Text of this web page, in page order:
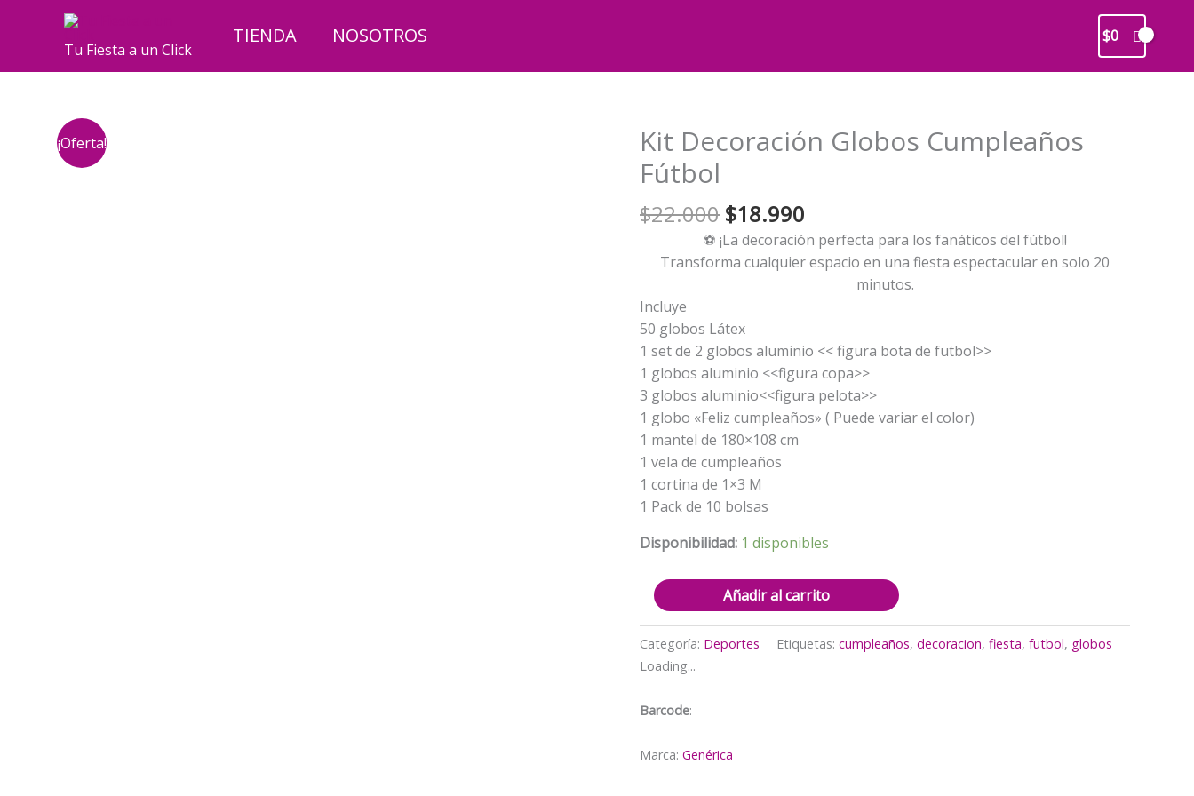
Tu Fiesta a un Click
TIENDA NOSOTROS $0
¡Oferta!
Kit Decoración Globos Cumpleaños
Fútbol
$22.000 El
precio
original
$18.990
precio
actual
es:
⚽ ¡La decoración perfecta para los fanáticos del fútbol!
Transforma cualquier espacio en una fiesta espectacular en solo 20
minutos.
Incluye
50 globos Látex
1 set de 2 globos aluminio << figura bota de futbol>>
1 globos aluminio <<figura copa>>
3 globos aluminio<<figura pelota>>
1 globo «Feliz cumpleaños» ( Puede variar el color)
1 mantel de 180×108 cm
1 vela de cumpleaños
1 cortina de 1×3 M
1 Pack de 10 bolsas
Disponibilidad: 1 disponibles
Kit
Decoración
Cumpleaños
Fútbol
cantidad
Añadir al carrito
Categoría: Deportes Etiquetas: cumpleaños, decoracion, fiesta, futbol, globos
Loading...
Barcode:
Marca: Genérica